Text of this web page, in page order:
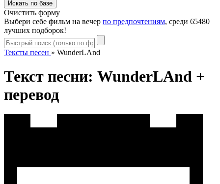
Очистить форму
Выбери себе фильм на вечер по предпочтениям, среди 65480
лучших подборок!
Тексты песен » WunderLAnd
Текст песни: WunderLAnd +
перевод